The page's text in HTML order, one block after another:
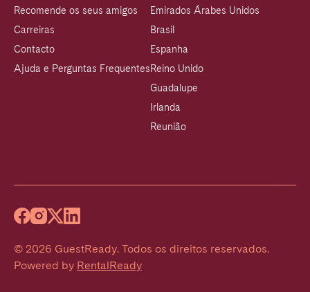
Recomende os seus amigos
Carreiras
Contacto
Ajuda e Perguntas Frequentes
Emirados Árabes Unidos
Brasil
Espanha
Reino Unido
Guadalupe
Irlanda
Reunião
© 2026 GuestReady. Todos os direitos reservados.
Powered by RentalReady